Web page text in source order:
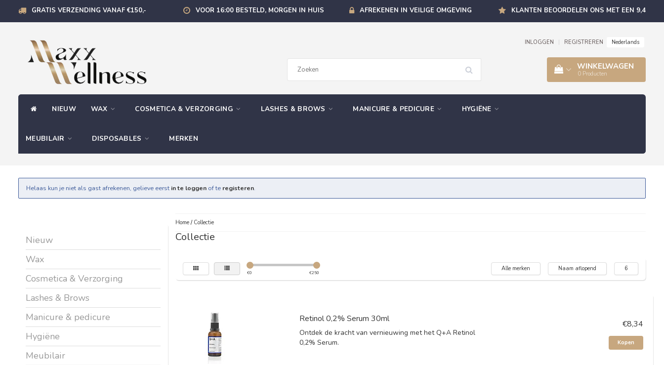
GRATIS VERZENDING VANAF €150,- VOOR 16:00 BESTELD, MORGEN IN HUIS AFREKENEN IN VEILIGE OMGEVING KLANTEN BEOORDELEN ONS MET EEN 9,4
INLOGGEN REGISTREREN Nederlands
WINKELWAGEN
0 Producten
NIEUW WAX COSMETICA & VERZORGING LASHES & BROWS MANICURE & PEDICURE HYGIËNE
MEUBILAIR DISPOSABLES MERKEN
Helaas kun je niet als gast afrekenen, gelieve eerst in te loggen of te registeren.
Nieuw
Wax
Cosmetica & Verzorging
Lashes & Brows
Manicure & pedicure
Hygiëne
Meubilair
Home/ Collectie
Collectie
€0 €250
Alle merken Naam aflopend 6
Retinol 0,2% Serum 30ml
Ontdek de kracht van vernieuwing met het Q+A Retinol
0,2% Serum.
€8,34
Kopen